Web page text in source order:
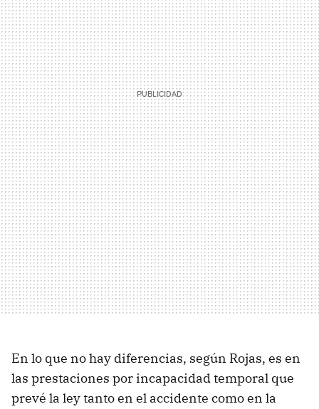
En lo que no hay diferencias, según Rojas, es en
las prestaciones por incapacidad temporal que
prevé la ley tanto en el accidente como en la